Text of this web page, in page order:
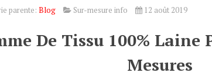
parente: Blog Sur-mesure info 12 août 2019
De Tissu 100% Laine
Mesures